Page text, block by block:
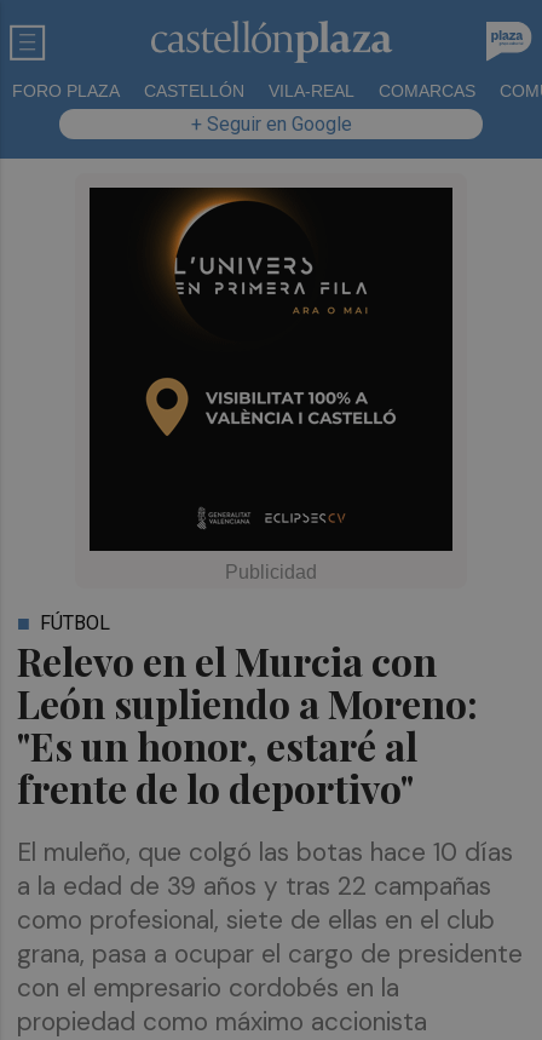
FORO PLAZA CASTELLÓN VILA-REAL COMARCAS
+ Seguir en Google
Relevo en el Murcia con
León supliendo a Moreno:
"Es un honor, estaré al
frente de lo deportivo"
FÚTBOL
El muleño, que colgó las botas hace 10 días
a la edad de 39 años y tras 22 campañas
como profesional, siete de ellas en el club
grana, pasa a ocupar el cargo de presidente
con el empresario cordobés en la
propiedad como máximo accionista